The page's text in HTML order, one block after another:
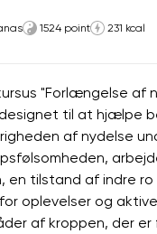
1524 point 231 kcal
"Forlængelse af
til at hjælpe
af ​​nydelse
en tilstand af indre ro
oplevelser og
af kroppen, der